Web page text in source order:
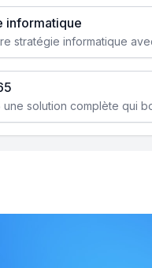
informatique